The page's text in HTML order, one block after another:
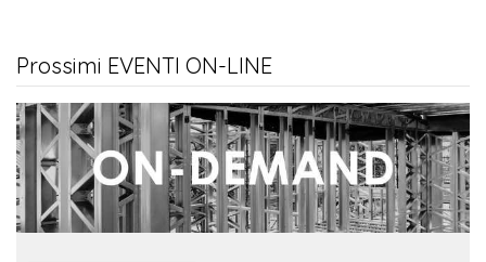
Prossimi EVENTI ON-LINE